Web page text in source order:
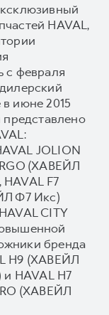
HAVAL,
с февраля
июне 2015
JOLION
(ХАВЕЙЛ
F7
Ф7 Икс)
CITY
бренда
H9 (ХАВЕЙЛ
HAVAL H7
(ХАВЕЙЛ